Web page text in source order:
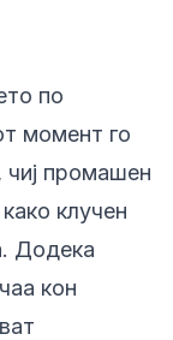
по
момент го
промашен
клучен
Додека
кон